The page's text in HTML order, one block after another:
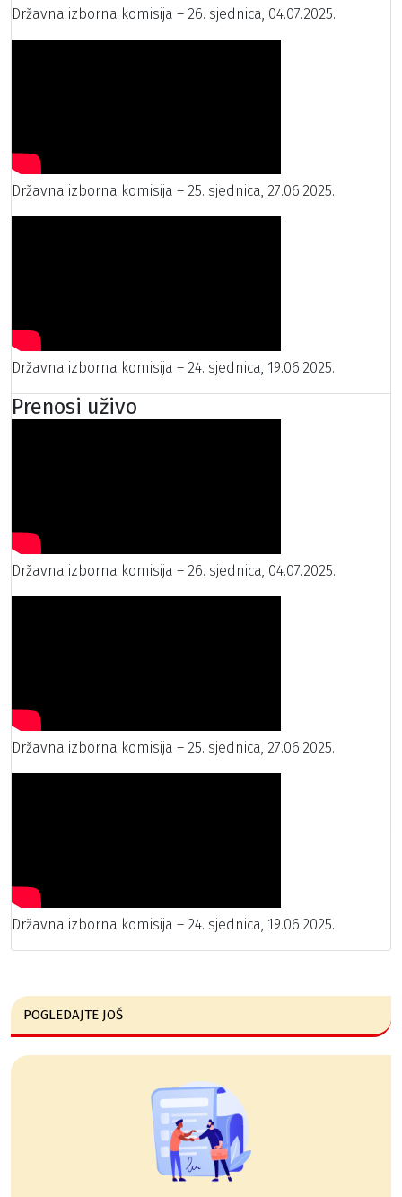
Državna izborna komisija – 26. sjednica, 04.07.2025.
Državna izborna komisija – 25. sjednica, 27.06.2025.
Državna izborna komisija – 24. sjednica, 19.06.2025.
Prenosi uživo
Državna izborna komisija – 26. sjednica, 04.07.2025.
Državna izborna komisija – 25. sjednica, 27.06.2025.
Državna izborna komisija – 24. sjednica, 19.06.2025.
POGLEDAJTE JOŠ